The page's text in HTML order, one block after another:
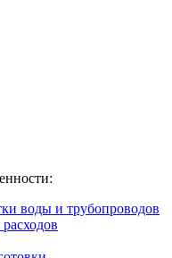
воды и трубопроводов